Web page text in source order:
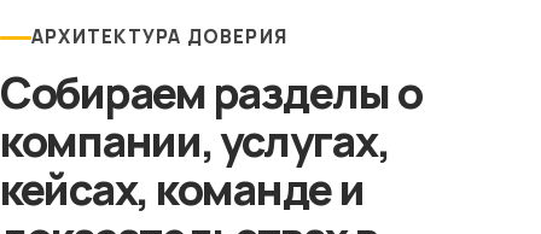
АРХИТЕКТУРА ДОВЕРИЯ
Собираем разделы о
компании, услугах,
кейсах, команде и